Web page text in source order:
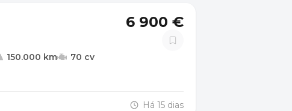
6 900 €
150.000 km 70 cv
Há 15 dias